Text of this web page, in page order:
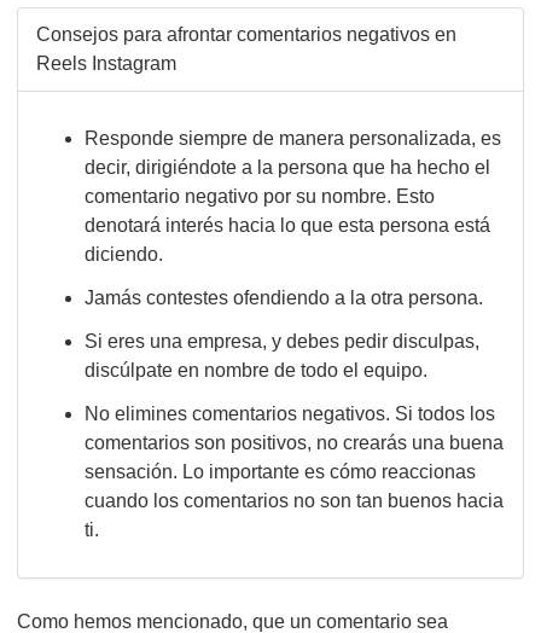
Consejos para afrontar comentarios negativos en
Reels Instagram
Responde siempre de manera personalizada, es
decir, dirigiéndote a la persona que ha hecho el
comentario negativo por su nombre. Esto
denotará interés hacia lo que esta persona está
diciendo.
Jamás contestes ofendiendo a la otra persona.
Si eres una empresa, y debes pedir disculpas,
discúlpate en nombre de todo el equipo.
No elimines comentarios negativos. Si todos los
comentarios son positivos, no crearás una buena
sensación. Lo importante es cómo reaccionas
cuando los comentarios no son tan buenos hacia
ti.
Como hemos mencionado, que un comentario sea